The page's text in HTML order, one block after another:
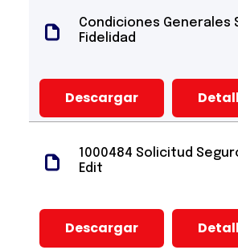
Condiciones Generales
Fidelidad
Descargar
1000484 Solicitud
Edit
Descargar